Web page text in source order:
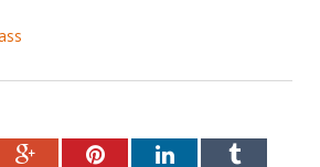
Google+PinterestLinkedInTumblr